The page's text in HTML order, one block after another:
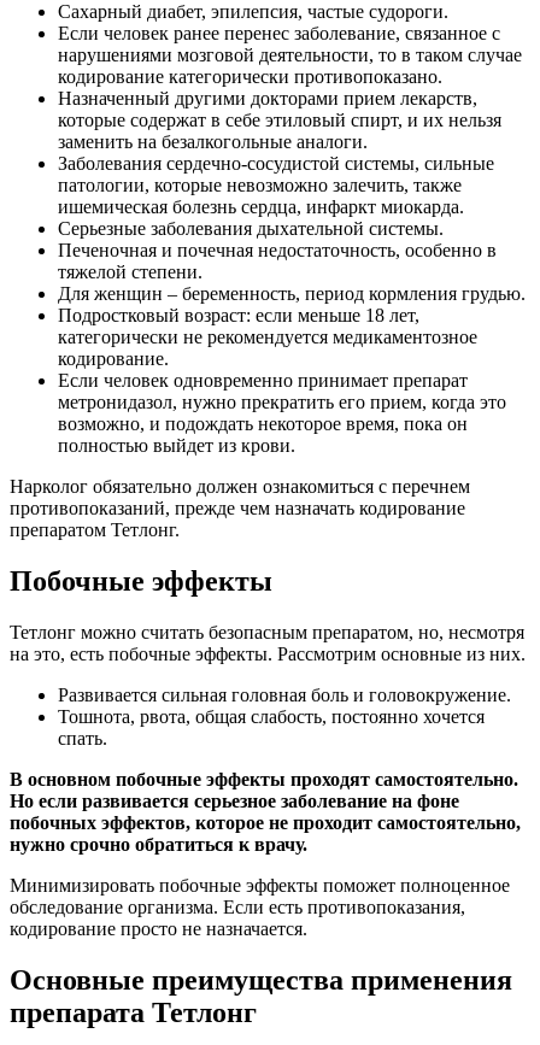
Сахарный диабет, эпилепсия, частые судороги.
Если человек ранее перенес заболевание, связанное с
нарушениями мозговой деятельности, то в таком случае
кодирование категорически противопоказано.
Назначенный другими докторами прием лекарств,
которые содержат в себе этиловый спирт, и их нельзя
заменить на безалкогольные аналоги.
Заболевания сердечно-сосудистой системы, сильные
патологии, которые невозможно залечить, также
ишемическая болезнь сердца, инфаркт миокарда.
Серьезные заболевания дыхательной системы.
Печеночная и почечная недостаточность, особенно в
тяжелой степени.
Для женщин – беременность, период кормления грудью.
Подростковый возраст: если меньше 18 лет,
категорически не рекомендуется медикаментозное
кодирование.
Если человек одновременно принимает препарат
метронидазол, нужно прекратить его прием, когда это
возможно, и подождать некоторое время, пока он
полностью выйдет из крови.
Нарколог обязательно должен ознакомиться с перечнем
противопоказаний, прежде чем назначать кодирование
препаратом Тетлонг.
Побочные эффекты
Тетлонг можно считать безопасным препаратом, но, несмотря
на это, есть побочные эффекты. Рассмотрим основные из них.
Развивается сильная головная боль и головокружение.
Тошнота, рвота, общая слабость, постоянно хочется
спать.
В основном побочные эффекты проходят самостоятельно.
Но если развивается серьезное заболевание на фоне
побочных эффектов, которое не проходит самостоятельно,
нужно срочно обратиться к врачу.
Минимизировать побочные эффекты поможет полноценное
обследование организма. Если есть противопоказания,
кодирование просто не назначается.
Основные преимущества применения
препарата Тетлонг